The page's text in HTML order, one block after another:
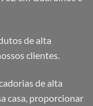
de alta
clientes.
de alta
casa, proporcionar